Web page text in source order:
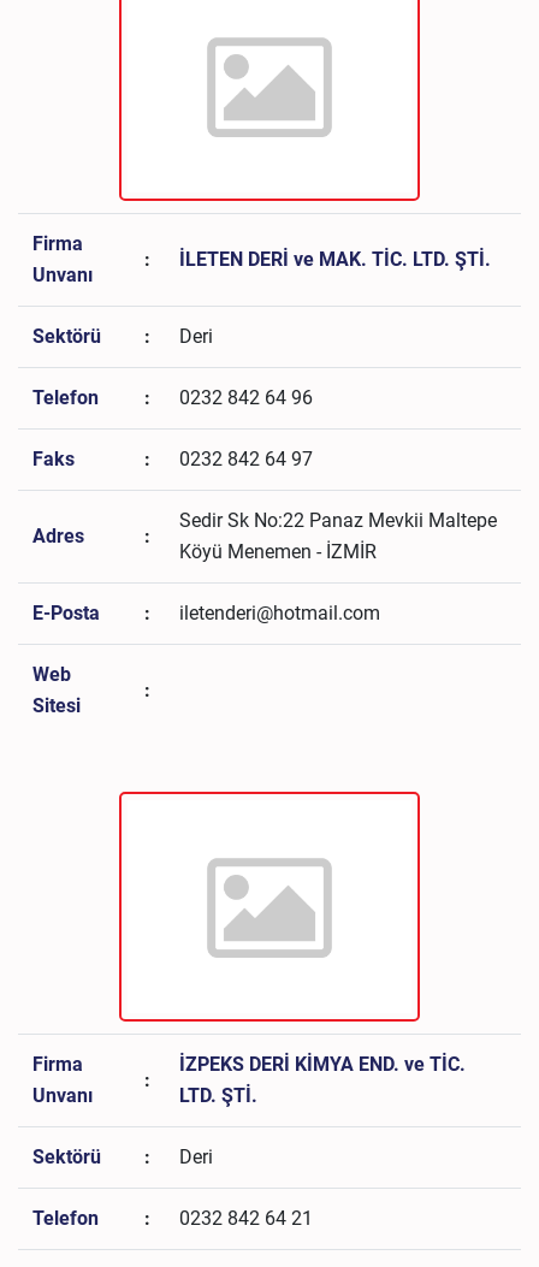
Firma
Unvanı
: İLETEN DERİ ve MAK. TİC. LTD. ŞTİ.
Sektörü : Deri
Telefon : 0232 842 64 96
Faks : 0232 842 64 97
Adres :
Sedir Sk No:22 Panaz Mevkii Maltepe
Köyü Menemen - İZMİR
E-Posta : iletenderi@hotmail.com
Web
Sitesi
:
Firma
Unvanı
:
İZPEKS DERİ KİMYA END. ve TİC.
LTD. ŞTİ.
Sektörü : Deri
Telefon : 0232 842 64 21